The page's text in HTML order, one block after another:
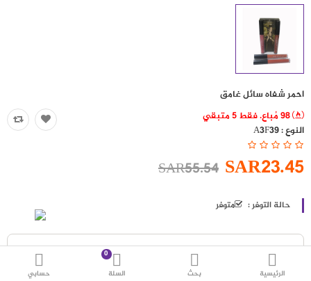
اكسسوارات
العروض
منوع
شرائح بيانات ومكالمات
مقارنة
اللغات
الرئيسية بحث
0
السلة
حسابي
احمر شفاه سائل غامق
النوع :A3F39
SAR23.45
SAR55.54
حالة التوفر : متوفر